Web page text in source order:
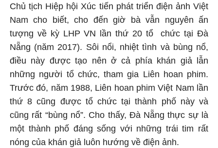
Chủ tịch Hiệp hội Xúc tiến phát triển điện ảnh Việt
Nam cho biết, cho đến giờ bà vẫn nguyên ấn
tượng về kỳ LHP VN lần thứ 20 tổ chức tại Đà
Nẵng (năm 2017). Sôi nổi, nhiệt tình và bùng nổ,
điều này được tạo nên ở cả phía khán giả lẫn
những người tổ chức, tham gia Liên hoan phim.
Trước đó, năm 1988, Liên hoan phim Việt Nam lần
thứ 8 cũng được tổ chức tại thành phố này và
cũng rất “bùng nổ”. Cho thấy, Đà Nẵng thực sự là
một thành phố đáng sống với những trái tim rất
nóng của khán giả luôn hướng về điện ảnh.